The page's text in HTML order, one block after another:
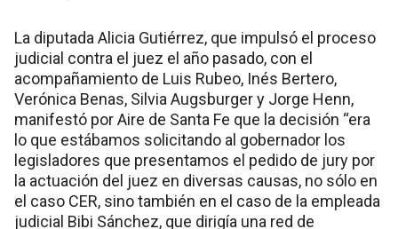
La diputada Alicia Gutiérrez, que impulsó el proceso
judicial contra el juez el año pasado, con el
acompañamiento de Luis Rubeo, Inés Bertero,
Verónica Benas, Silvia Augsburger y Jorge Henn,
manifestó por Aire de Santa Fe que la decisión “era
lo que estábamos solicitando al gobernador los
legisladores que presentamos el pedido de jury por
la actuación del juez en diversas causas, no sólo en
el caso CER, sino también en el caso de la empleada
judicial Bibi Sánchez, que dirigía una red de